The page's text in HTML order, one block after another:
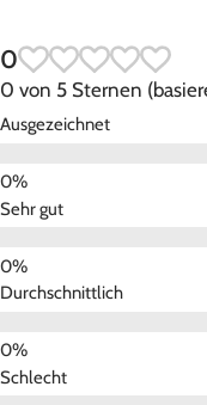
0
0 von 5 Sternen
Ausgezeichnet
Sehr gut
Durchschnittlich
Schlecht